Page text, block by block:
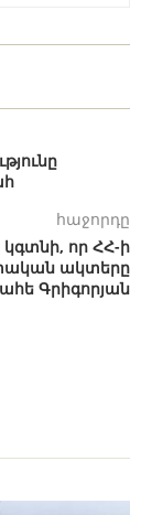
հաջորդը
որ ՀՀ-ի
ակտերը
Գրիգորյան